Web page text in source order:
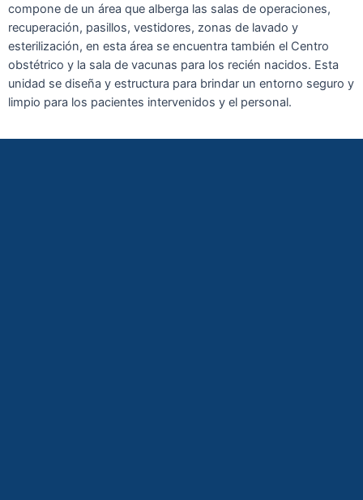
compone de un área que alberga las salas de operaciones,
recuperación, pasillos, vestidores, zonas de lavado y
esterilización, en esta área se encuentra también el Centro
obstétrico y la sala de vacunas para los recién nacidos. Esta
unidad se diseña y estructura para brindar un entorno seguro y
limpio para los pacientes intervenidos y el personal.